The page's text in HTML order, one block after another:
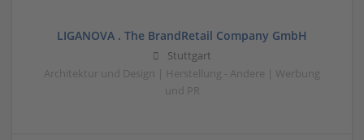
LIGANOVA . The BrandRetail Company GmbH
Stuttgart
Architektur und Design | Herstellung - Andere | Werbung
und PR